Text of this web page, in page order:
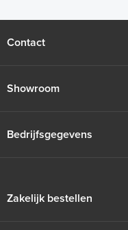
€ 8,68
Contact
Showroom
Bedrijfsgegevens
Zakelijk bestellen